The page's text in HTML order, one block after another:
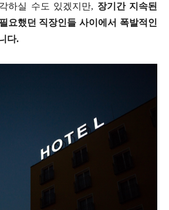
하실 수도 있겠지만, 장기간 지속된
요했던 직장인들 사이에서 폭발적인
다.